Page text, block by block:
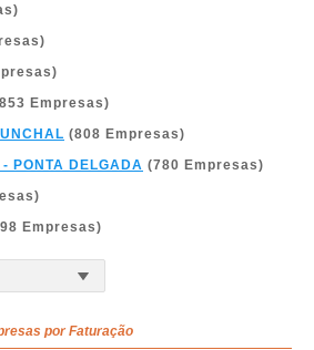
Empresas)
(808 Empresas)
PONTA DELGADA (780 Empresas)
Empresas)
por Faturação